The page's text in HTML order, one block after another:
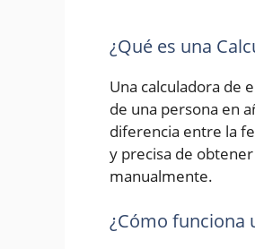
¿Qué es una
Una calculadora de
de una persona en
diferencia entre la
y precisa de
manualmente.
¿Cómo funciona